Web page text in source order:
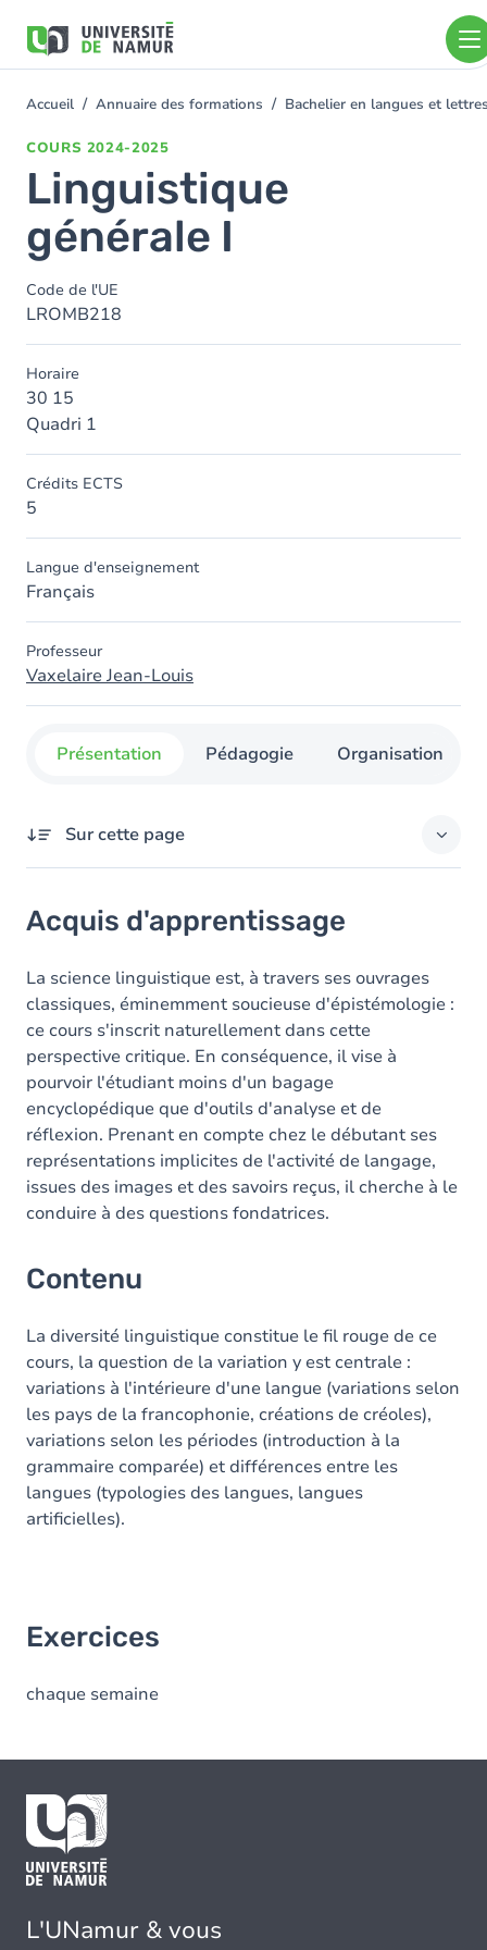
contenu
You
Accueil Annuaire des formations Bachelier en langues et
COURS 2024-2025
Linguistique
générale I
Code de l'UE
LROMB218
Horaire
30 15
Quadri 1
Crédits ECTS
5
Langue d'enseignement
Français
Professeur
Vaxelaire Jean-Louis
Présentation Pédagogie Organisation
Sur cette page
Contenu
Exercices
Acquis d'apprentissage
La science linguistique est, à travers ses ouvrages
classiques, éminemment soucieuse d'épistémologie :
ce cours s'inscrit naturellement dans cette
perspective critique. En conséquence, il vise à
pourvoir l'étudiant moins d'un bagage
encyclopédique que d'outils d'analyse et de
réflexion. Prenant en compte chez le débutant ses
représentations implicites de l'activité de langage,
issues des images et des savoirs reçus, il cherche à le
conduire à des questions fondatrices.
Contenu
La diversité linguistique constitue le fil rouge de ce
cours, la question de la variation y est centrale :
variations à l'intérieure d'une langue (variations selon
les pays de la francophonie, créations de créoles),
variations selon les périodes (introduction à la
grammaire comparée) et différences entre les
langues (typologies des langues, langues
artificielles).
Exercices
chaque semaine
L'UNamur & vous